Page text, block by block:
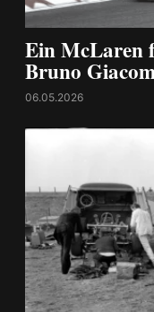
Ein McLaren
Bruno
06.05.2026